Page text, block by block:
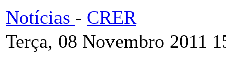
Notícias - CRER
Terça, 08 Novembro 2011